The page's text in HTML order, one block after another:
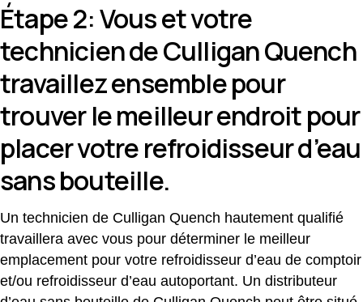
Étape 2: Vous et votre
technicien de Culligan Quench
travaillez ensemble pour
trouver le meilleur endroit pour
placer votre refroidisseur d’eau
sans bouteille.
Un technicien de Culligan Quench hautement qualifié
travaillera avec vous pour déterminer le meilleur
emplacement pour votre refroidisseur d’eau de comptoir
et/ou refroidisseur d’eau autoportant. Un distributeur